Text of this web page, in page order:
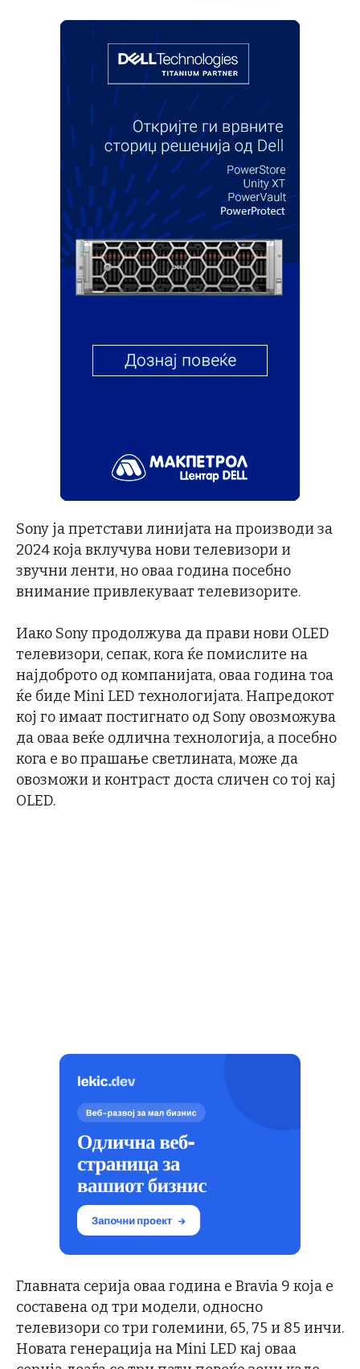
Sony ја претстави линијата на производи за
2024 која вклучува нови телевизори и
звучни ленти, но оваа година посебно
внимание привлекуваат телевизорите.
Иако Sony продолжува да прави нови OLED
телевизори, сепак, кога ќе помислите на
најдоброто од компанијата, оваа година тоа
ќе биде Mini LED технологијата. Напредокот
кој го имаат постигнато од Sony овозможува
да оваа веќе одлична технологија, а посебно
кога е во прашање светлината, може да
овозможи и контраст доста сличен со тој кај
OLED.
Главната серија оваа година е Bravia 9 која е
составена од три модели, односно
телевизори со три големини, 65, 75 и 85 инчи.
Новата генерација на Mini LED кај оваа